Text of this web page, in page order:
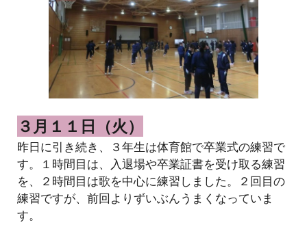
３月１１日（火）
昨日に引き続き、３年生は体育館で卒業式の練習で
す。１時間目は、入退場や卒業証書を受け取る練習
を、２時間目は歌を中心に練習しました。２回目の
練習ですが、前回よりずいぶんうまくなっていま
す。